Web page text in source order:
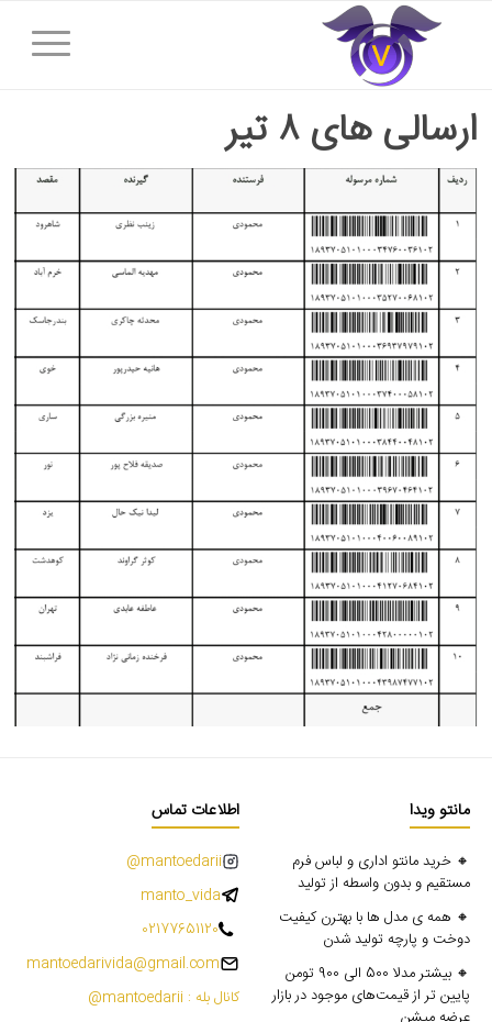
ارسالی های ۸ تیر
مانتو ویدا
🔸 خرید مانتو اداری و لباس فرم
مستقیم و بدون واسطه از تولید
🔸 همه ی مدل ها با بهترن کیفیت
دوخت و پارچه تولید شدن
🔸 بیشتر مدلا 500 الی 900 تومن
پایین تر از قیمت‌های موجود در بازار
اطلاعات تماس
mantoedarii@
manto_vida
02177651120
mantoedarivida@gmail.com
کانال بله : mantoedarii@